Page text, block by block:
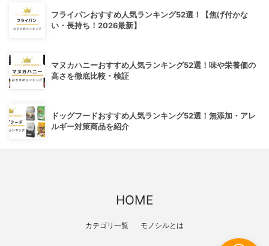
フライパンおすすめ人気ランキング52選！【焦げ付かな
い・長持ち！2026最新】
マヌカハニーおすすめ人気ランキング52選！味や栄養価の
高さを徹底比較・検証
ドッグフードおすすめ人気ランキング52選！無添加・アレ
ルギー対策商品を紹介
HOME
カテゴリ一覧 モノシルとは